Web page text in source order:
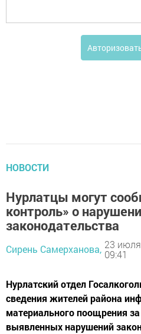
НОВОСТИ
Нурлатцы могут
контроль» о
законодательства
Сирень Самерханова, 23
09:41
Нурлатский отдел
сведения жителей района
материального поощрения
выявленных нарушений